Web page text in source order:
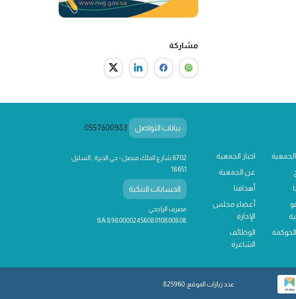
مشاركة
اخبار الجمعية
عن الجمعية
أهدافنا
أعضاء مجلس
الإدارة
الوظائف
الشاغرة
بيانات التواصل 0557600983
6702 شارع الملك فيصل - حي الديرة , السليل
18651
الحسابات البنكية
مصرف الراجحي
SA 8980000245608010800808
عدد زيارات الموقع: 825960